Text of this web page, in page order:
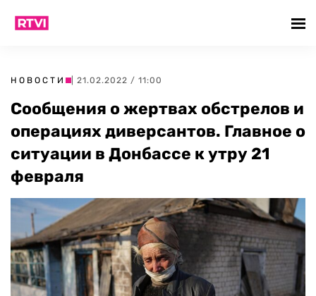
НОВОСТИ | 21.02.2022 / 11:00
Сообщения о жертвах обстрелов и
операциях диверсантов. Главное о
ситуации в Донбассе к утру 21
февраля